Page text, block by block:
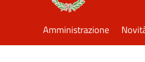
Amministrazione